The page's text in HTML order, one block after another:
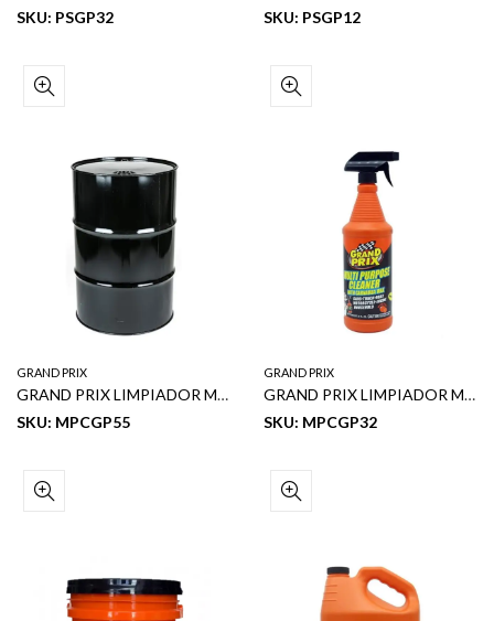
SKU: PSGP32
SKU: PSGP12
GRAND PRIX
GRAND PRIX LIMPIADOR MULTIUSO (TANQUE) 55 GL
SKU: MPCGP55
GRAND PRIX
GRAND PRIX LIMPIADOR MULTIUSO 32OZ
SKU: MPCGP32